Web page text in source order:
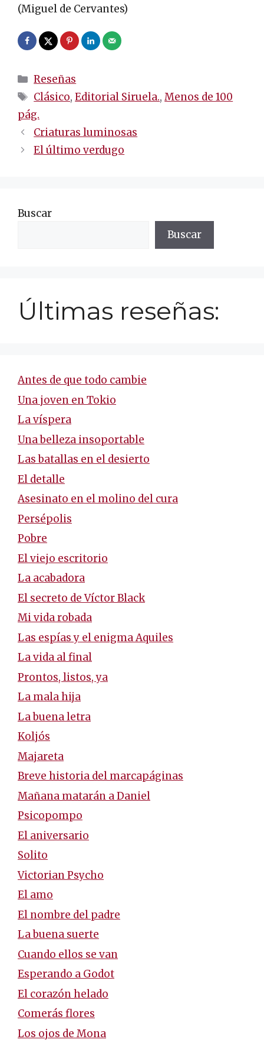
(Miguel de Cervantes)
Categorías
Reseñas
Etiquetas
Clásico,Editorial Siruela.,Menos de 100
pág.
Navegación
de
Criaturas luminosas
El último verdugo
Buscar
Buscar
Últimas reseñas:
Antes de que todo cambie
Una joven en Tokio
La víspera
Una belleza insoportable
Las batallas en el desierto
El detalle
Asesinato en el molino del cura
Persépolis
Pobre
El viejo escritorio
La acabadora
El secreto de Víctor Black
Mi vida robada
Las espías y el enigma Aquiles
La vida al final
Prontos, listos, ya
La mala hija
La buena letra
Koljós
Majareta
Breve historia del marcapáginas
Mañana matarán a Daniel
Psicopompo
El aniversario
Solito
Victorian Psycho
El amo
El nombre del padre
La buena suerte
Cuando ellos se van
Esperando a Godot
El corazón helado
Comerás flores
Los ojos de Mona